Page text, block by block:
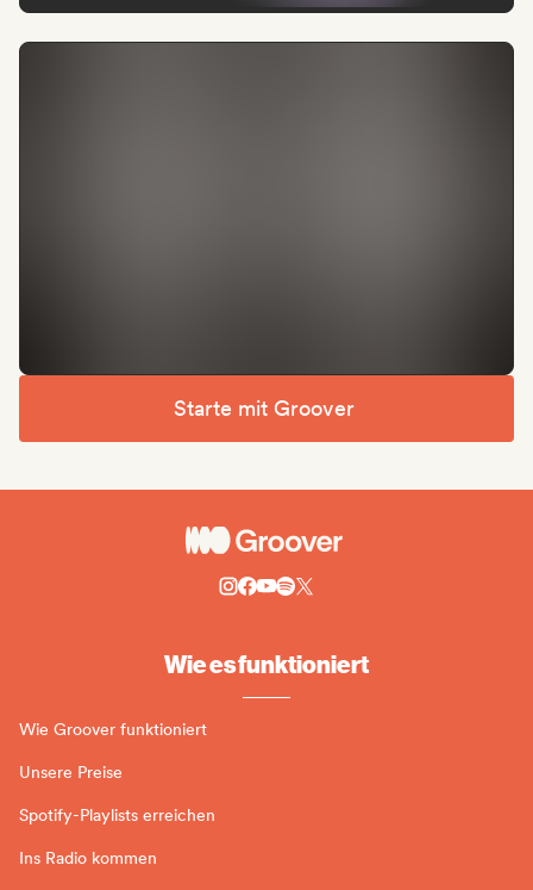
Starte mit Groover
Wie es funktioniert
Wie Groover funktioniert
Unsere Preise
Spotify-Playlists erreichen
Ins Radio kommen